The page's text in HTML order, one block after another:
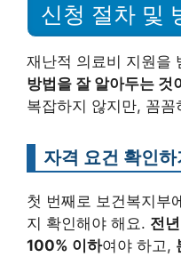
신청 절차 및
재난적 의료비 지원을
방법을 잘 알아두는 것
복잡하지 않지만, 꼼
자격 요건 확인하
첫 번째로 보건복지부
지 확인해야 해요. 전
100% 이하여야 하고,